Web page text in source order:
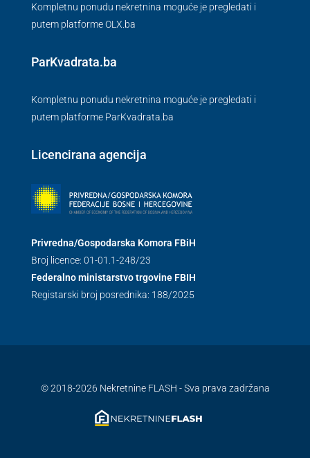
Kompletnu ponudu nekretnina moguće je pregledati i
putem platforme OLX.ba
ParKvadrata.ba
Kompletnu ponudu nekretnina moguće je pregledati i
putem platforme ParKvadrata.ba
Licencirana agencija
Privredna/Gospodarska Komora FBiH
Broj licence: 01-01.1-248/23
Federalno ministarstvo trgovine FBIH
Registarski broj posrednika: 188/2025
© 2018-2026 Nekretnine FLASH - Sva prava zadržana